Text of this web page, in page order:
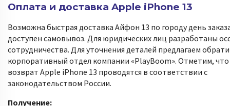
Оплата и доставка Apple iPhone 13
Возможна быстрая доставка Айфон 13 по городу день
доступен самовывоз. Для юридических лиц разработаны
сотрудничества. Для уточнения деталей предлагаем
корпоративный отдел компании «PlayBoom». Отметим, что
возврат Apple iPhone 13 проводятся в соответствии с
законодательством России.
Получение: